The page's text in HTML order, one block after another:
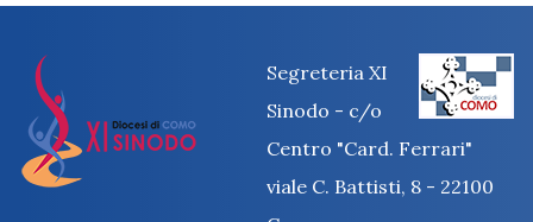
Segreteria XI
Sinodo - c/o
Centro "Card. Ferrari"
viale C. Battisti, 8 - 22100